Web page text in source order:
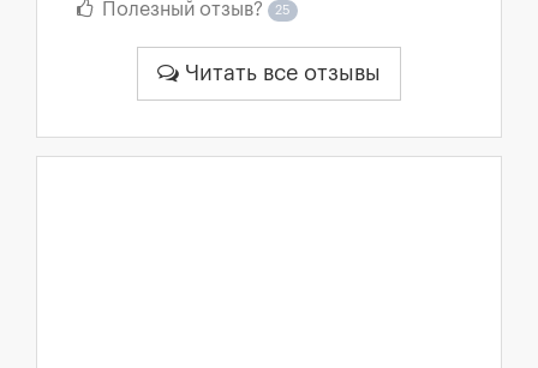
Полезный отзыв? 25
Читать все отзывы